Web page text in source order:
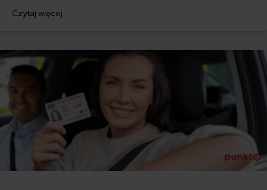
ofertę lub zdecydowałeś się sprzedać samochód w trakcie trwania
Czytaj więcej